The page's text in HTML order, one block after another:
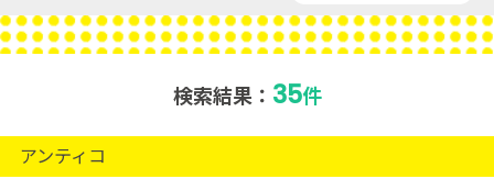
検索結果： 35件
アンティコ